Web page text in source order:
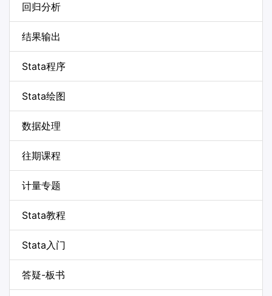
回归分析
结果输出
Stata程序
Stata绘图
数据处理
往期课程
计量专题
Stata教程
Stata入门
答疑-板书